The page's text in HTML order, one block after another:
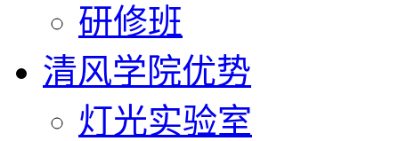
研修班
清风学院优势
灯光实验室